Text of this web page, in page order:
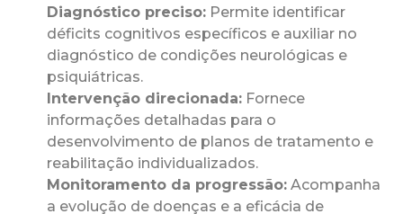
Diagnóstico preciso: Permite identificar
déficits cognitivos específicos e auxiliar no
diagnóstico de condições neurológicas e
psiquiátricas.
Intervenção direcionada: Fornece
informações detalhadas para o
desenvolvimento de planos de tratamento e
reabilitação individualizados.
Monitoramento da progressão: Acompanha
a evolução de doenças e a eficácia de